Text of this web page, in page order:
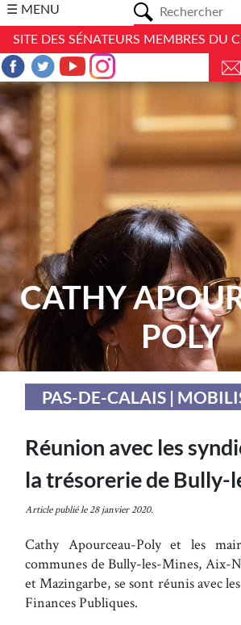
☰ MENU
SITE DES SÉNATEURS MEMBRES DU
CATHY
POLY
PAS-DE-CALAIS |
Réunion avec les
la trésorerie de Bully-
Article publié le 28 janvier 2020.
Cathy Apourceau-Poly et les
communes de Bully-les-Mines, Aix-
et Mazingarbe, se sont réunis avec
Finances Publiques.